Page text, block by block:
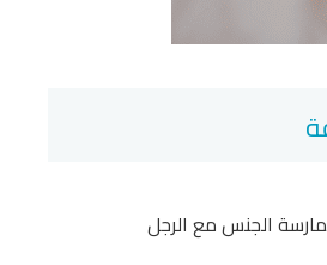
الجنس مع الرجل